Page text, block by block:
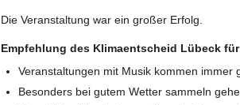
Die Veranstaltung war ein großer Erfolg.
Empfehlung des Klimaentscheid Lübeck
Veranstaltungen mit Musik kommen immer
Besonders bei gutem Wetter sammeln